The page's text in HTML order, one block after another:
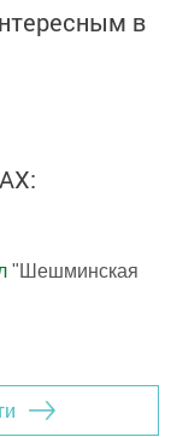
в
"Шешминская